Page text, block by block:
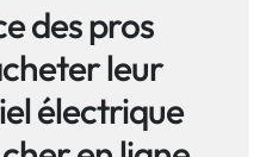
des pros
leur
électrique